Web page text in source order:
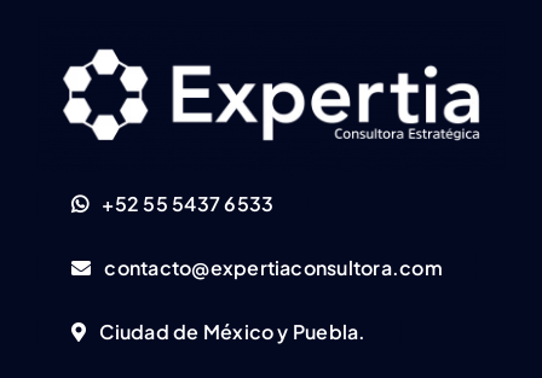
+52 55 5437 6533
contacto@expertiaconsultora.com
Ciudad de México y Puebla.